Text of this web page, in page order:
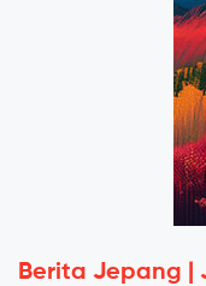
Berita Jepang |